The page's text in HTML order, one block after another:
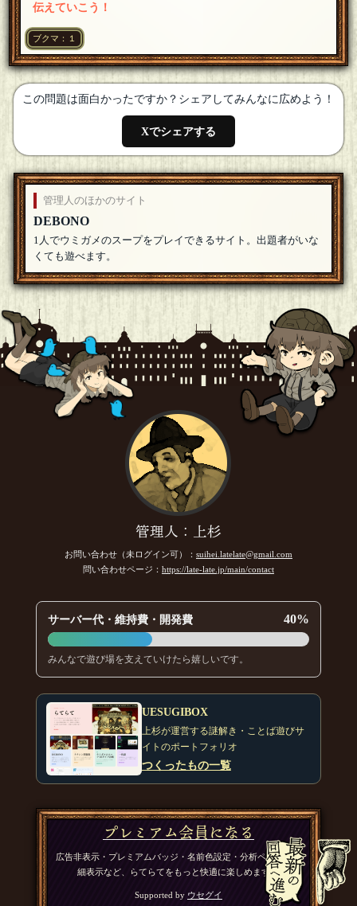
ななしのきのこ
登場人物が分からなくなってきました…w
22:22]
氷雨
すみません、No38の回答で誤解が生じそうなので補足させて
いただきます。男性は図書館にその参考書があったことは知
っていましたので、「見つかるかわからなかったけど見つかって嬉
しい」ということではないです。[18年09月03日 22:22]
カサブランカ
【本について】・借りることに意味がある（購入ではNG）・
A夫に取ってほしくない・[18年09月02日 21:31]
カサブランカ
【本を借りた理由】 ・読むためではない ・重要人物の「た
め」ではないですが、 本を借りた理由に重要人物が関係し
ています。 ・満面の笑みなのは本を図書館で見つけたから ・借り
るのは一般的な方法 ・走った理由は あまり見られてはバツが悪い
のと、嬉しかったのでしょう[18年09月02日 21:24]
カサブランカ
重要人物 ・少なくとも同級生
[18年09月02日 21:23]
カサブランカ
【A夫と男性の関係】 ・接したことはない（ミスリード注
意） ・重要な人物の知り合い ・男性はA夫のことを「顔」は
知っているんです。 ・A夫の顔を直接何度も見たか？直接っていう
んでしょうか、なんとも言えないです ・A夫の近所に住んではいな
い（ミスリード注意） ・A夫の近所や行動範囲で働いてはいない ・
A夫の住所を知っている
[18年09月02日 21:23]
【５０代くらいの男性】 ・重要な人物（同級生）の親族。父
親ではない。 保護者ではない。 ・重要人物に顔はよく似て
いない ・教授や著者ではない ・有名人ではない ・A夫の親族ではな
い（ミスリード注意） ・大学生くらいの年齢だと問題が成立しない
・司法試験を受験したことがある。すでに合格している ・法学に関
係なし ・著者の親族ではない ・図書館と関係ある（ミスリード注
[18年09月02日 21:22]
カサブランカ
長くなってきたので少しまとめます[18年09月02日 21:21]
氷雨
Lennonさん、よろしくお願いします。
[18年09月02日 16:30]
Lennon
参加します。[18年09月01日 21:54]
氷雨
陸さん、ぶちさん、蟹の爪さん、よろしくお願いします。
年08月31日 15:57]
蟹の爪
参加させていただきます。
[18年08月30日 21:24]
[18年08月29日 18:30]
みそさん、ななしのきのこさん、よろしくお願いします。 [18
伝えていこう！
ブクマ：１
この問題は面白かったですか？シェアしてみんなに広めよう！
Xでシェアする
管理人のほかのサイト
DEBONO
1人でウミガメのスープをプレイできるサイト。出題者がいな
くても遊べます。
管理人：上杉
お問い合わせ（未ログイン可）： suihei.latelate@gmail.com
問い合わせページ： https://late-late.jp/main/contact
サーバー代・維持費・開発費 40%
みんなで遊び場を支えていけたら嬉しいです。
UESUGIBOX
上杉が運営する謎解き・ことば遊びサ
イトのポートフォリオ
つくったもの一覧
プレミアム会員になる
広告非表示・プレミアムバッジ・名前色設定・分析ページの詳
細表示など、らてらてをもっと快適に楽しめます。
Supported by ウセグイ